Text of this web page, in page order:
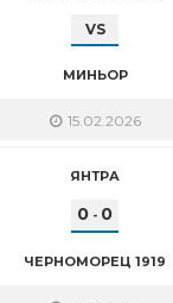
VS
МИНЬОР
15.02.2026
ЯНТРА
0 - 0
ЧЕРНОМОРЕЦ 1919